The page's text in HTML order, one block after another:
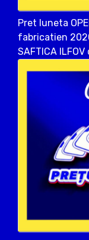
Pret luneta
fabricatien
SAFTICA